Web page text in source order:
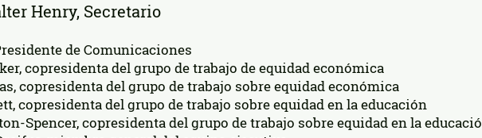
Henry, Secretario
de Comunicaciones
copresidenta del grupo de trabajo de equidad económica
copresidenta del grupo de trabajo sobre equidad económica
copresidenta del grupo de trabajo sobre equidad en la educación
Spencer, copresidenta del grupo de trabajo sobre equidad en la